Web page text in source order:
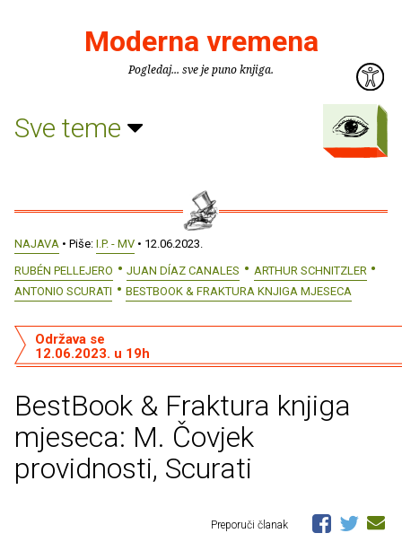
Moderna vremena
Pogledaj... sve je puno knjiga.
Sve teme
NAJAVA • Piše: I.P. - MV • 12.06.2023.
RUBÉN PELLEJERO
JUAN DÍAZ CANALES
ARTHUR SCHNITZLER
ANTONIO SCURATI
BESTBOOK & FRAKTURA KNJIGA MJESECA
BestBook & Fraktura knjiga
mjeseca: M. Čovjek
providnosti, Scurati
Održava se
12.06.2023. u 19h
Preporuči članak